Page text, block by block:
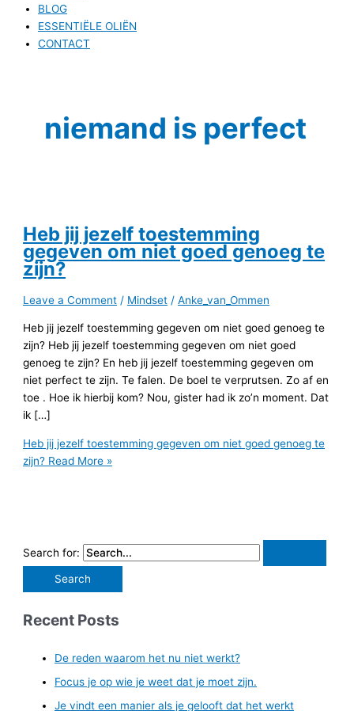
BLOG
ESSENTIËLE OLIËN
CONTACT
niemand is perfect
Heb jij jezelf toestemming
gegeven om niet goed genoeg te
zijn?
Leave a Comment / Mindset /Anke_van_Ommen
Heb jij jezelf toestemming gegeven om niet goed genoeg te
zijn? Heb jij jezelf toestemming gegeven om niet goed
genoeg te zijn? En heb jij jezelf toestemming gegeven om
niet perfect te zijn. Te falen. De boel te verprutsen. Zo af en
toe . Hoe ik hierbij kom? Nou, gister had ik zo’n moment. Dat
ik […]
Heb jij jezelf toestemming gegeven om niet goed genoeg te
zijn? Read More »
Search for:
Recent Posts
De reden waarom het nu niet werkt?
Focus je op wie je weet dat je moet zijn.
Je vindt een manier als je gelooft dat het werkt